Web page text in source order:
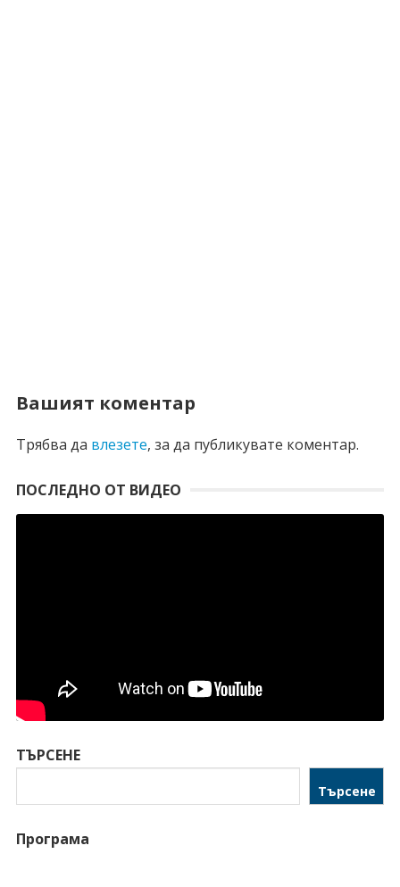
Вашият коментар
Трябва да влезете, за да публикувате коментар.
ПОСЛЕДНО ОТ ВИДЕО
ТЪРСЕНЕ
Търсене
Програма